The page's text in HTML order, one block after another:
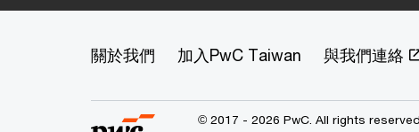
關於我們 加入PwC Taiwan 與我們連絡
© 2017 - 2026 PwC. All rights